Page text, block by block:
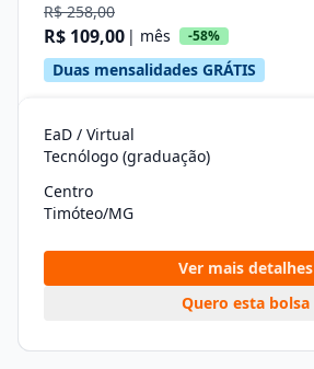
R$ 258,00
R$ 109,00 | mês -58%
Duas mensalidades GRÁTIS
EaD / Virtual
Tecnólogo (graduação)
Centro
Timóteo/MG
Ver mais detalhes
Quero esta bolsa